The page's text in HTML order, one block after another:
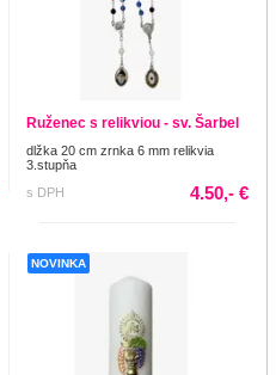
Ruženec s relikviou - sv. Šarbel
dlžka 20 cm zrnka 6 mm relikvia
3.stupňa
s DPH
4.50,- €
NOVINKA